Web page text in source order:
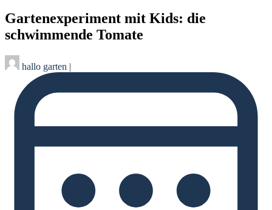
Gartenexperiment mit Kids: die
schwimmende Tomate
hallo garten |